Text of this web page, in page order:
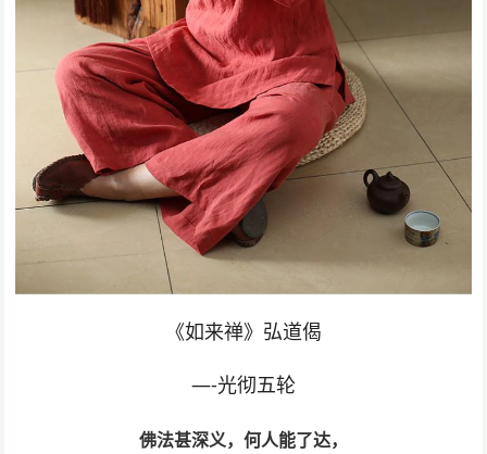
《如来禅》弘道偈
—-光彻五轮
佛法甚深义，何人能了达，